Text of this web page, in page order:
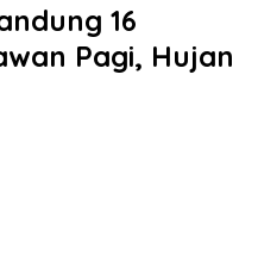
16
Pagi, Hujan